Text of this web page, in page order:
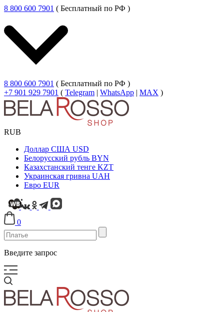
8 800 600 7901 ( Бесплатный по РФ )
8 800 600 7901 ( Бесплатный по РФ )
+7 901 929 7901 ( Telegram | WhatsApp | MAX )
RUB
Доллар США USD
Белорусский рубль BYN
Казахстанский тенге KZT
Украинская гривна UAH
Евро EUR
0
Введите запрос